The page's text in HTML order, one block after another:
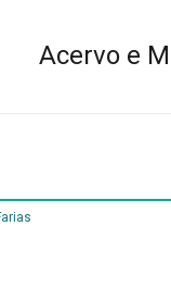
Acervo e